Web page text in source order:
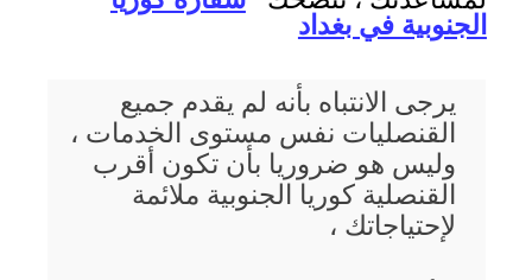
الجنوبية في بغداد
يرجى الانتباه بأنه لم يقدم جميع
القنصليات نفس مستوى الخدمات ،
وليس هو ضروريا بأن تكون أقرب
القنصلية كوريا الجنوبية ملائمة
لإحتياجاتك ،